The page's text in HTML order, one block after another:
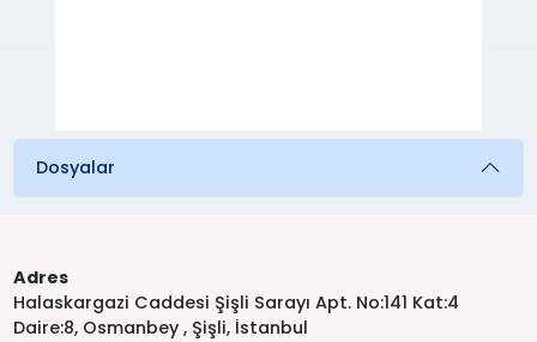
Dosyalar
Adres
Halaskargazi Caddesi Şişli Sarayı Apt. No:141 Kat:4
Daire:8, Osmanbey , Şişli, İstanbul